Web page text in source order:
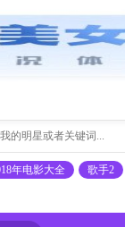
年电影大全 歌手2